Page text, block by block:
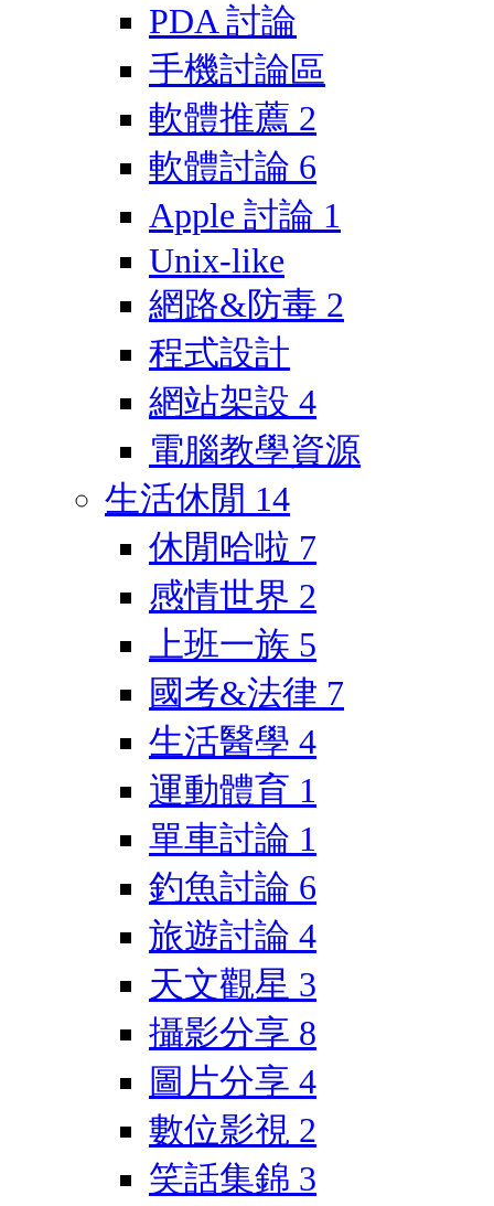
PDA 討論
手機討論區
軟體推薦 2
軟體討論 6
Apple 討論 1
Unix-like
網路&防毒 2
程式設計
網站架設 4
電腦教學資源
生活休閒 14
休閒哈啦 7
感情世界 2
上班一族 5
國考&法律 7
生活醫學 4
運動體育 1
單車討論 1
釣魚討論 6
旅遊討論 4
天文觀星 3
攝影分享 8
圖片分享 4
數位影視 2
笑話集錦 3